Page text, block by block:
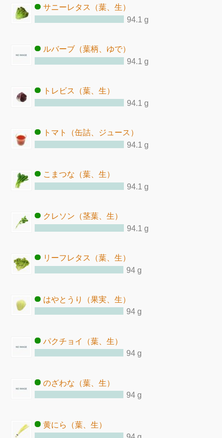
サニーレタス（葉、生）
94.1 g
ルバーブ（葉柄、ゆで）
94.1 g
トレビス（葉、生）
94.1 g
トマト（缶詰、ジュース）
94.1 g
こまつな（葉、生）
94.1 g
クレソン（茎葉、生）
94.1 g
リーフレタス（葉、生）
94 g
はやとうり（果実、生）
94 g
パクチョイ（葉、生）
94 g
のざわな（葉、生）
94 g
黄にら（葉、生）